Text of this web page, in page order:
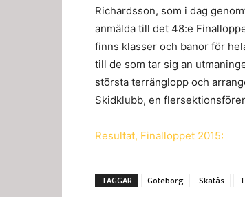
Richardsson, som i dag
anmälda till det 48:e
finns klasser och banor för
till de som tar sig an
största terränglopp och
Skidklubb, en
Resultat, Finalloppet 2015:
TAGGAR Göteborg Skatås